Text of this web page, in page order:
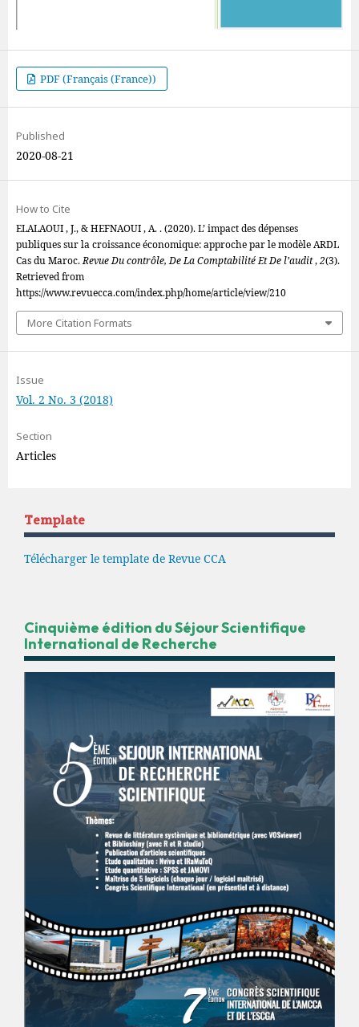
PDF (Français (France))
Published
2020-08-21
How to Cite
ELALAOUI , J., & HEFNAOUI , A. . (2020). L’ impact des dépenses
publiques sur la croissance économique: approche par le modèle ARDL
Cas du Maroc.Revue Du contrôle, De La Comptabilité Et De l’audit,2(3).
Retrieved from
https://www.revuecca.com/index.php/home/article/view/210
More Citation Formats
Issue
Vol. 2 No. 3 (2018)
Section
Articles
Template
Télécharger le template de Revue CCA
Cinquième édition du Séjour Scientifique
International de Recherche